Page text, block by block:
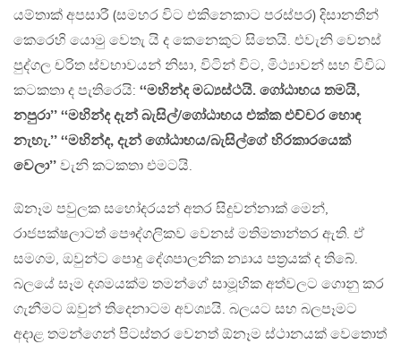
යම්තාක් අපසාරී (සමහර විට එකිනෙකාට පරස්පර) දිසානතීන්
කෙරෙහි යොමු වෙතැ යි ද කෙනෙකුට සිතෙයි. එවැනි වෙනස්
පුද්ගල චරිත ස්වභාවයන් නිසා, විටින් විට, මිථ්‍යාවන් සහ විවිධ
කටකතා ද පැතිරෙයි: ‘‘මහින්ද මධ්‍යස්ථයි. ගෝඨාභය තමයි,
නපුරා’’ ‘‘මහින්ද දැන් බැසිල්/ගෝඨාභය එක්ක එච්චර හොඳ
නැහැ.’’ ‘‘මහින්ද, දැන් ගෝඨාභය/බැසිල්ගේ හිරකාරයෙක්
වෙලා’’ වැනි කටකතා එමටයි.
ඕනෑම පවුලක සහෝදරයන් අතර සිදුවන්නාක් මෙන්,
රාජපක්ෂලාටත් පෞද්ගලිකව වෙනස් මතිමතාන්තර ඇති. ඒ
සමගම, ඔවුන්ට පොදු දේශපාලනික න්‍යාය පත‍්‍රයක් ද තිබේ.
බලයේ සෑම දශමයක්ම තමන්ගේ සාමූහික අත්වලට ගොනු කර
ගැනීමට ඔවුන් තිදෙනාටම අවශ්‍යයි. බලයට සහ බලපෑමට
අදාළ තමන්ගෙන් පිටස්තර වෙනත් ඕනෑම ස්ථානයක් වෙතොත්